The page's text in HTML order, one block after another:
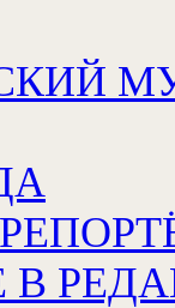
В